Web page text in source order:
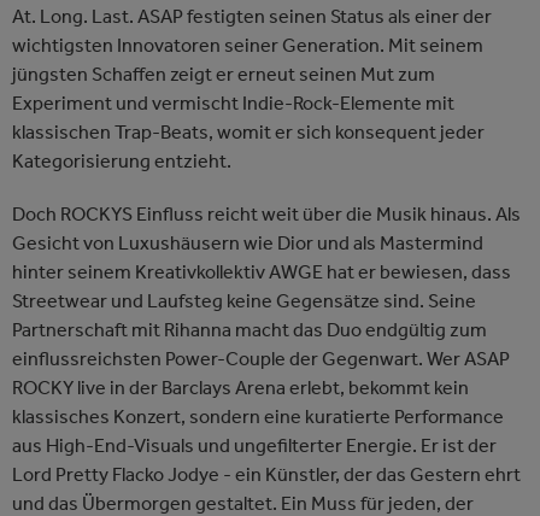
At. Long. Last. ASAP festigten seinen Status als einer der
wichtigsten Innovatoren seiner Generation. Mit seinem
jüngsten Schaffen zeigt er erneut seinen Mut zum
Experiment und vermischt Indie-Rock-Elemente mit
klassischen Trap-Beats, womit er sich konsequent jeder
Kategorisierung entzieht.
Doch ROCKYS Einfluss reicht weit über die Musik hinaus. Als
Gesicht von Luxushäusern wie Dior und als Mastermind
hinter seinem Kreativkollektiv AWGE hat er bewiesen, dass
Streetwear und Laufsteg keine Gegensätze sind. Seine
Partnerschaft mit Rihanna macht das Duo endgültig zum
einflussreichsten Power-Couple der Gegenwart. Wer ASAP
ROCKY live in der Barclays Arena erlebt, bekommt kein
klassisches Konzert, sondern eine kuratierte Performance
aus High-End-Visuals und ungefilterter Energie. Er ist der
Lord Pretty Flacko Jodye - ein Künstler, der das Gestern ehrt
und das Übermorgen gestaltet. Ein Muss für jeden, der